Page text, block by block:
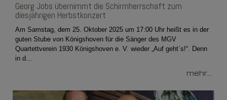
Georg Jobs übernimmt die Schirmherrschaft zum
diesjährigen Herbstkonzert
Am Samstag, dem 25. Oktober 2025 um 17:00 Uhr heißt es in der
guten Stube von Königshoven für die Sänger des MGV
Quartettverein 1930 Königshoven e. V. wieder „Auf geht´s!“. Denn
in d...
mehr...